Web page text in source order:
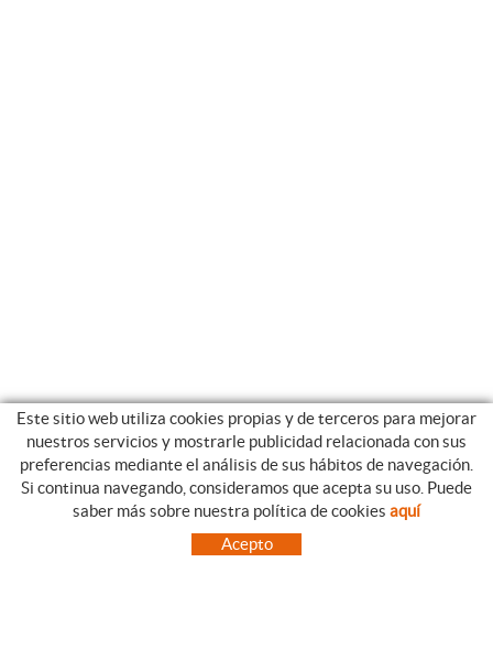
CATEGORIAS GUIA DE COMPRA
CONDICIONES DE COMPRA
PAGO
Este sitio web utiliza cookies propias y de terceros para mejorar
nuestros servicios y mostrarle publicidad relacionada con sus
preferencias mediante el análisis de sus hábitos de navegación.
Si continua navegando, consideramos que acepta su uso. Puede
saber más sobre nuestra política de cookies aquí
Acepto